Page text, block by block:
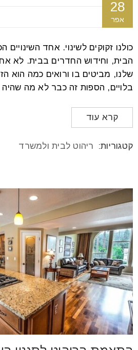
28
אפר
כולנו זקוקים לשינוי. אחד השינויים
הבית, וחידוש החדרים בבית. לא
שלנו, מביטים בו ורואים כמה הוא
בלויים, הספות זה כבר לא מה
קרא עוד
קטגוריות: ריהוט לבית ולמשרד